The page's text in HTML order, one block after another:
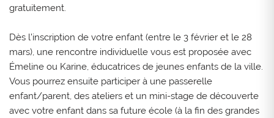
gratuitement.
Dès l’inscription de votre enfant (entre le 3 février et le 28
mars), une rencontre individuelle vous est proposée avec
Émeline ou Karine, éducatrices de jeunes enfants de la ville.
Vous pourrez ensuite participer à une passerelle
enfant/parent, des ateliers et un mini-stage de découverte
avec votre enfant dans sa future école (à la fin des grandes